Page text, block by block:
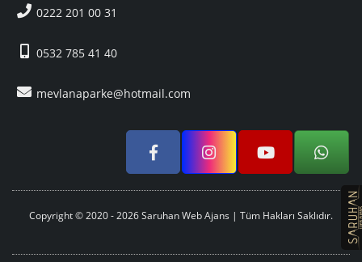
0222 201 00 31
0532 785 41 40
mevlanaparke@hotmail.com
Copyright © 2020 - 2026 Saruhan Web Ajans | Tüm Hakları Saklıdır.